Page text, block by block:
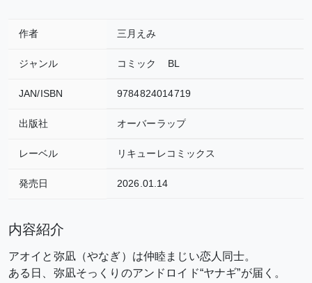
作者 三月えみ
ジャンル コミック BL
JAN/ISBN 9784824014719
出版社 オーバーラップ
レーベル リキューレコミックス
発売日 2026.01.14
内容紹介
アオイと弥凪（やなぎ）は仲睦まじい恋人同士。
ある日、弥凪そっくりのアンドロイド“ヤナギ”が届く。